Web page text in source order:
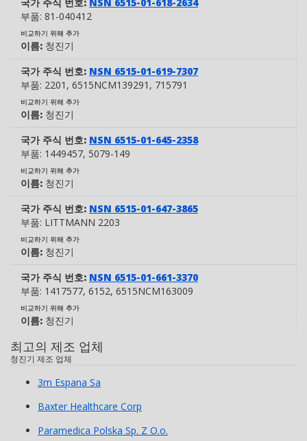
부품: 81-040412
비교하기 위해 추가
이름: 청진기
국가 주식 번호: NSN 6515-01-619-7307
부품: 2201 , 6515NCM139291 , 715791
비교하기 위해 추가
이름: 청진기
국가 주식 번호: NSN 6515-01-645-2358
부품: 1449457, 5079-149
비교하기 위해 추가
이름: 청진기
국가 주식 번호: NSN 6515-01-647-3865
부품: LITTMANN 2203
비교하기 위해 추가
이름: 청진기
국가 주식 번호: NSN 6515-01-661-3370
부품: 1417577, 6152, 6515NCM163009
비교하기 위해 추가
이름: 청진기
최고의 제조 업체
청진기 제조 업체
3m Espana Sa
Baxter Healthcare Corp
Paramedica Polska Sp. Z O.o.